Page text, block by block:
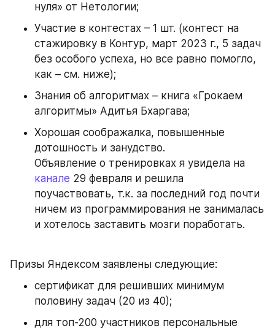
нуля» от Нетологии;
Участие в контестах – 1 шт. (контест на
стажировку в Контур, март 2023 г., 5 задач
без особого успеха, но все равно помогло,
как – см. ниже);
Знания об алгоритмах – книга «Грокаем
алгоритмы» Адитья Бхаргава;
Хорошая соображалка, повышенные
дотошность и занудство.
канале 29 февраля и решила
поучаствовать, т.к. за последний год почти
ничем из программирования не занималась
и хотелось заставить мозги поработать.
Призы Яндексом заявлены следующие:
сертификат для решивших минимум
половину задач (20 из 40);
для топ-200 участников персональные